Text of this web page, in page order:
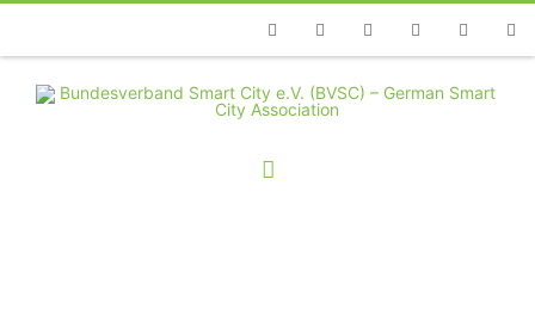
TelefonFacebookTwitterYoutubeInstagramLinkedin